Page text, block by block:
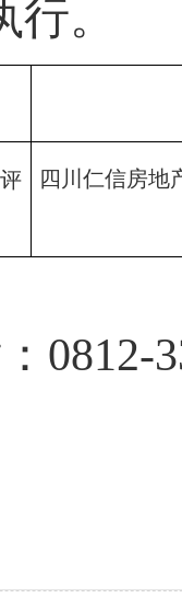
。
四川仁信房地
0812-